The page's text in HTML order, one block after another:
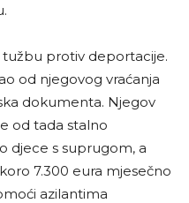
protiv deportacije.
od njegovog vraćanja
dokumenta. Njegov
od tada stalno
djece s suprugom, a
7.300 eura mjesečno
azilantima